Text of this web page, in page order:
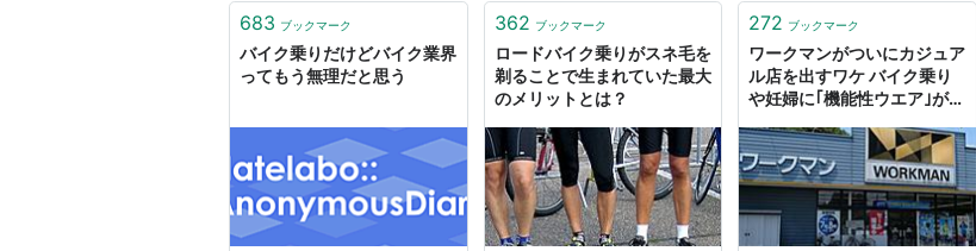
683 ブックマーク
バイク乗りだけどバイク業界
ってもう無理だと思う
362 ブックマーク
ロードバイク乗りがスネ毛を
剃ることで生まれていた最大
のメリットとは？
272 ブックマーク
ワークマンがついにカジュア
ル店を出すワケ バイク乗り
や妊婦に｢機能性ウエア｣が人